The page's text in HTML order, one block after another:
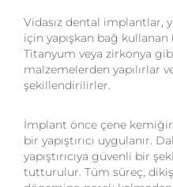
Vidasız dental implantlar,
için yapışkan bağ
Titanyum veya zirkonya
malzemelerden yapılırlar
şekillendirilirler.
İmplant önce çene
bir yapıştırıcı uygulanır.
yapıştırıcıya güvenli bir
tutturulur. Tüm süreç,